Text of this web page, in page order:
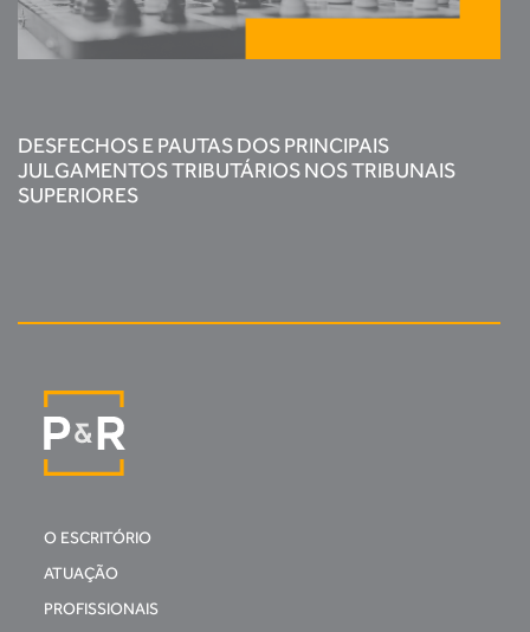
DESFECHOS E PAUTAS DOS PRINCIPAIS
JULGAMENTOS TRIBUTÁRIOS NOS TRIBUNAIS
SUPERIORES
O ESCRITÓRIO
ATUAÇÃO
PROFISSIONAIS